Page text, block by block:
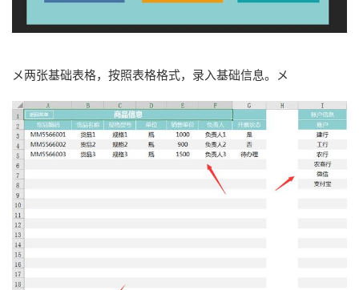
メ两张基础表格，按照表格格式，录入基础信息。メ